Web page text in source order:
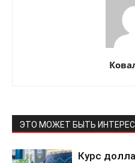
Политика конфиденциальности
Отказ от ответственности
Контакты
ЭТО МОЖЕТ БЫТЬ
Курс